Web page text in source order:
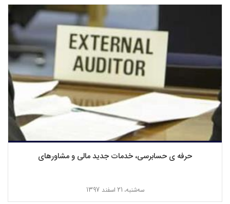
حرفه ی حسابرسی، خدمات جدید مالی و مشاورهای
ﺳﻪشنبه، 21 اسفند 1397